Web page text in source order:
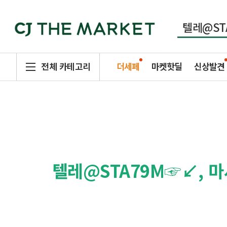
전체 카테고리 더세페 마켓핫딜 신상발견
텔레@STA79M☞↙, 마